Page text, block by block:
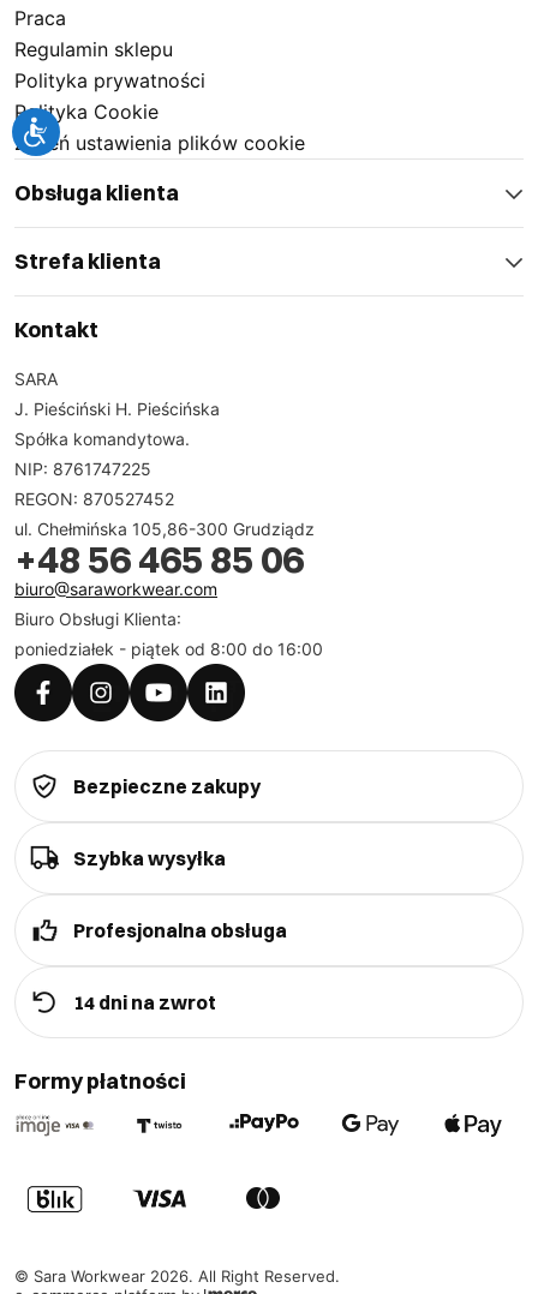
Praca
Regulamin sklepu
Polityka prywatności
Polityka Cookie
Zmień ustawienia plików cookie
Obsługa klienta
Strefa klienta
Kontakt
SARA
J. Pieściński H. Pieścińska
Spółka komandytowa.
NIP: 8761747225
REGON: 870527452
ul. Chełmińska 105,86-300 Grudziądz
+48 56 465 85 06
biuro@saraworkwear.com
Biuro Obsługi Klienta:
poniedziałek - piątek od 8:00 do 16:00
Bezpieczne zakupy
Szybka wysyłka
Profesjonalna obsługa
14 dni na zwrot
Formy płatności
© Sara Workwear 2026. All Right Reserved.